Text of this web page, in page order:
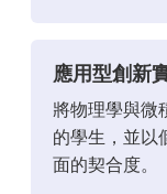
應用型創新
將物理學與微
的學生，並以
面的契合度。